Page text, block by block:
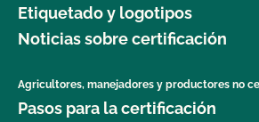
Seguridad Alimentaria?
¿Qué logotipos y declaraciones
Etiquetado y logotipos
Noticias sobre certificación
Agricultores, manejadores y productores no
Pasos para la certificación